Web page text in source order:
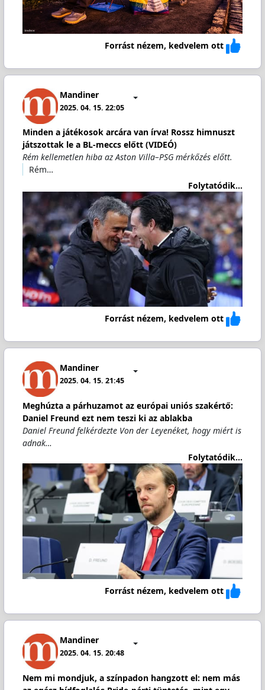
Forrást nézem, kedvelem ott
Mandiner
2025. 04. 15. 22:05
Minden a játékosok arcára van írva! Rossz himnuszt
játszottak le a BL-meccs előtt (VIDEÓ)
Rém kellemetlen hiba az Aston Villa–PSG mérkőzés előtt.
Rém…
Folytatódik...
Forrást nézem, kedvelem ott
Mandiner
2025. 04. 15. 21:45
Meghúzta a párhuzamot az európai uniós szakértő:
Daniel Freund ezt nem teszi ki az ablakba
Daniel Freund felkérdezte Von der Leyenéket, hogy miért is
adnak…
Folytatódik...
Forrást nézem, kedvelem ott
Mandiner
2025. 04. 15. 20:48
Nem mi mondjuk, a színpadon hangzott el: nem más